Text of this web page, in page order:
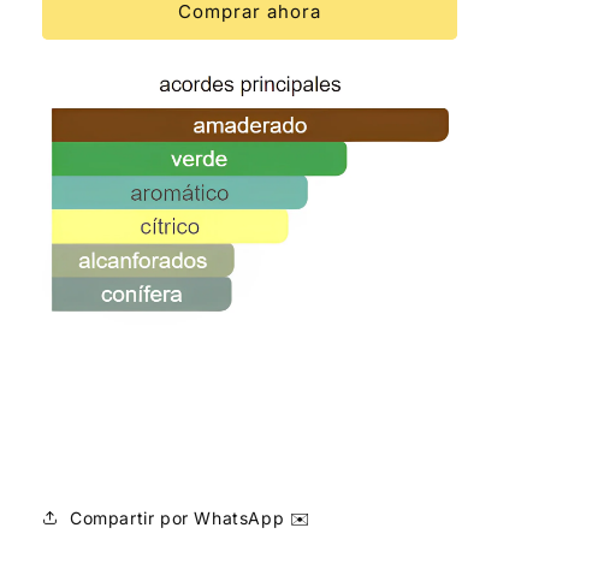
Comprar ahora
Compartir por WhatsApp ✉️